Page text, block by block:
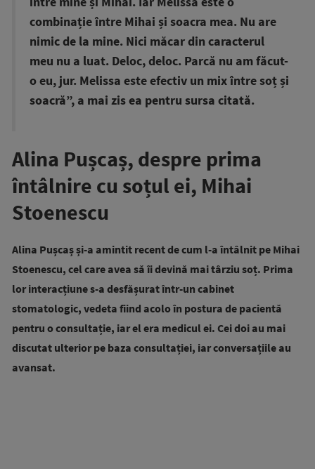
combinație între Mihai și soacra mea. Nu are
nimic de la mine. Nici măcar din caracterul
meu nu a luat. Deloc, deloc. Parcă nu am făcut-
o eu, jur. Melissa este efectiv un mix între soț și
soacră”, a mai zis ea pentru sursa citată.
Alina Pușcaș, despre prima
întâlnire cu soțul ei, Mihai
Stoenescu
Alina Pușcaș și-a amintit recent de cum l-a întâlnit pe Mihai
Stoenescu, cel care avea să îi devină mai târziu soț. Prima
lor interacțiune s-a desfășurat într-un cabinet
stomatologic, vedeta fiind acolo în postura de pacientă
pentru o consultație, iar el era medicul ei. Cei doi au mai
discutat ulterior pe baza consultației, iar conversațiile au
avansat.